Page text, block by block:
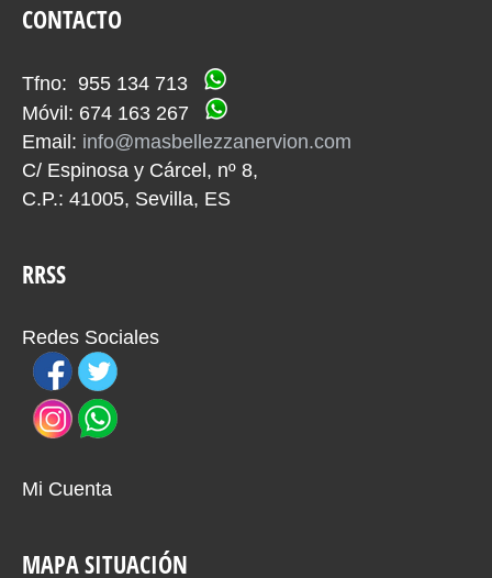
CONTACTO
Tfno: 955 134 713
Móvil: 674 163 267
Email: info@masbellezzanervion.com
C/ Espinosa y Cárcel, nº 8,
C.P.: 41005, Sevilla, ES
RRSS
Redes Sociales
Mi Cuenta
MAPA SITUACIÓN